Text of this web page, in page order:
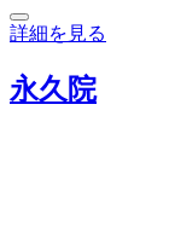
詳細を見る
永久院